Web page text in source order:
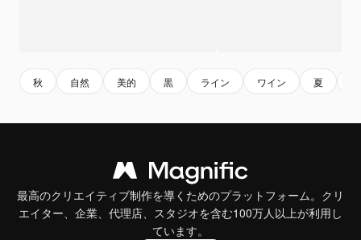
秋 自然 美的 黒 ライン ワイン 夏
最高のクリエイティブ制作を導くためのプラットフォーム。クリ
エイター、企業、代理店、スタジオを含む100万人以上が利用し
ています。